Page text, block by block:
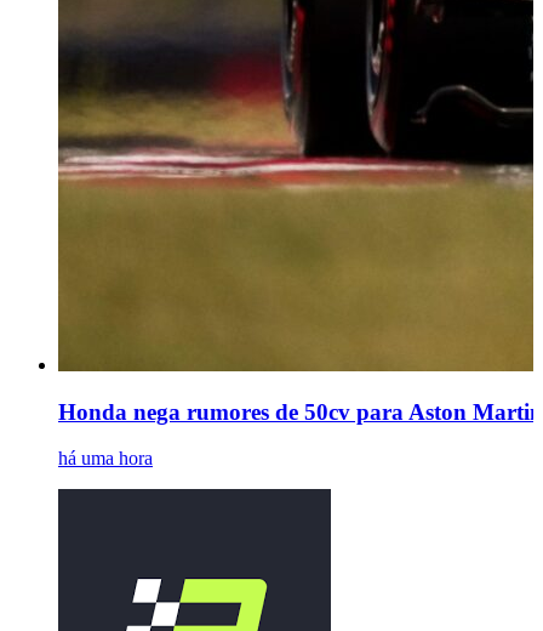
Honda nega rumores de 50cv para Aston
há uma hora